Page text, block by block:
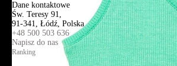
Dane kontaktowe
Św. Teresy 91,
91-341, Łódź, Polska
+48 500 503 636
Napisz do nas
Ranking